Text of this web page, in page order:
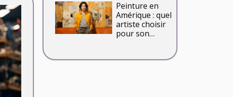
Peinture en
Amérique : quel
artiste choisir
pour son